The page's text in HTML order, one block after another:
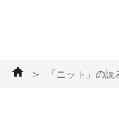
＞ 「ニット」の